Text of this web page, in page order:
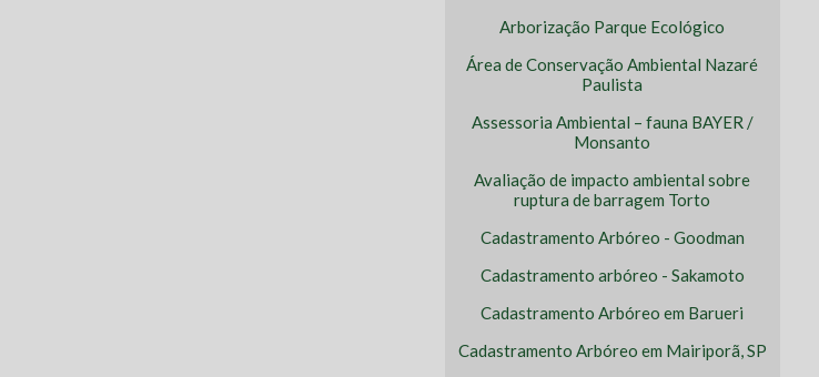
Arborização Parque Ecológico
Área de Conservação Ambiental Nazaré
Paulista
Assessoria Ambiental – fauna BAYER /
Monsanto
Avaliação de impacto ambiental sobre
ruptura de barragem Torto
Cadastramento Arbóreo - Goodman
Cadastramento arbóreo - Sakamoto
Cadastramento Arbóreo em Barueri
Cadastramento Arbóreo em Mairiporã, SP